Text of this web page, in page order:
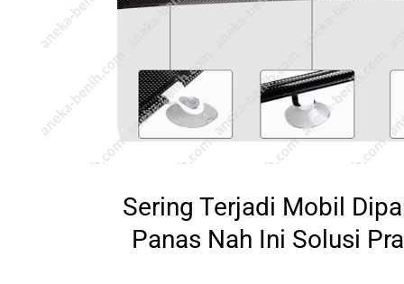
Sering Terjadi Mobil
Panas Nah Ini Solusi